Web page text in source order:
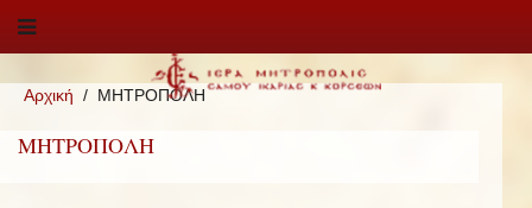
Αρχική ΜΗΤΡΟΠΟΛΗ
ΜΗΤΡΟΠΟΛΗ